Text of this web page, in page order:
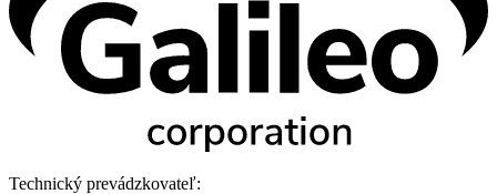
Technický prevádzkovateľ: